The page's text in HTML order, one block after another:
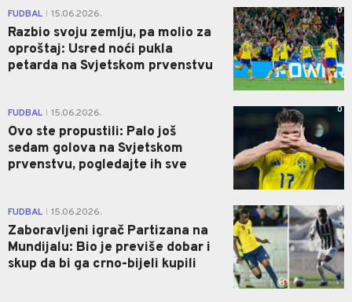
FUDBAL 15.06.2026.
Razbio svoju zemlju, pa molio za
oproštaj: Usred noći pukla
petarda na Svjetskom prvenstvu
0
FUDBAL 15.06.2026.
Ovo ste propustili: Palo još
sedam golova na Svjetskom
prvenstvu, pogledajte ih sve
0
FUDBAL 15.06.2026.
Zaboravljeni igrač Partizana na
Mundijalu: Bio je previše dobar i
skup da bi ga crno-bijeli kupili
0